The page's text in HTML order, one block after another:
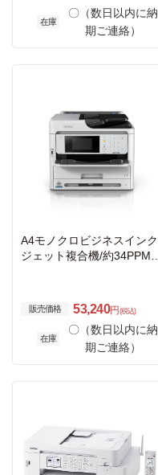
在庫
〇（数日以内に納
期ご連絡）
A4モノクロビジネスインク
ジェット複合機/約34PPM/
販売価格 53,240円 (税込)
在庫
〇（数日以内に納
期ご連絡）